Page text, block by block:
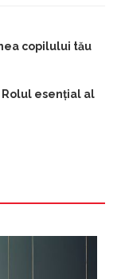
copilului tău
Rolul esențial al